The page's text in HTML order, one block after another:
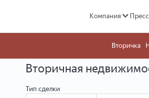
Компания
Вторичка
Вторичная
Тип сделки